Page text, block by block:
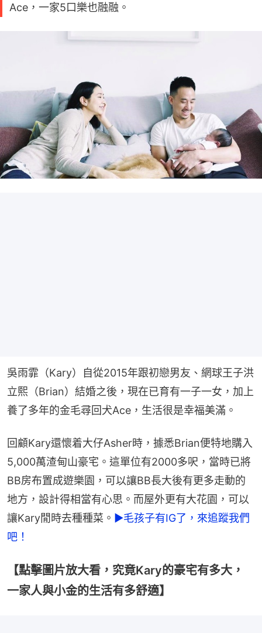
Ace，一家5口樂也融融。
吳雨霏（Kary）自從2015年跟初戀男友、網球王子洪
立熙（Brian）結婚之後，現在已育有一子一女，加上
養了多年的金毛尋回犬Ace，生活很是幸福美滿。
回顧Kary還懷着大仔Asher時，據悉Brian便特地購入
5,000萬渣甸山豪宅。這單位有2000多呎，當時已將
BB房布置成遊樂園，可以讓BB長大後有更多走動的
地方，設計得相當有心思。而屋外更有大花園，可以
讓Kary閒時去種種菜。 ►毛孩子有IG了，來追蹤我們
吧！
【點擊圖片放大看，究竟Kary的豪宅有多大，
一家人與小金的生活有多舒適】